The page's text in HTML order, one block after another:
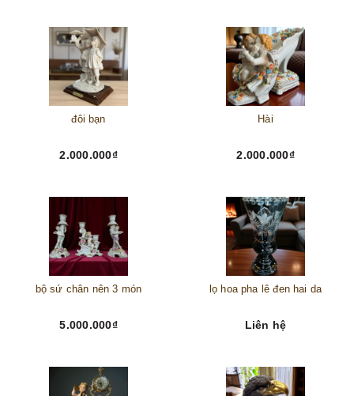
đôi bạn
2.000.000₫
Hài
2.000.000₫
bộ sứ chân nên 3 món
5.000.000₫
lọ hoa pha lê đen hai da
Liên hệ